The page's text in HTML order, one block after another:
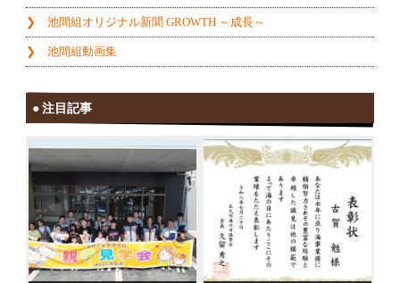
池間組オリジナル新聞 GROWTH ～成長～
池間組動画集
注目記事